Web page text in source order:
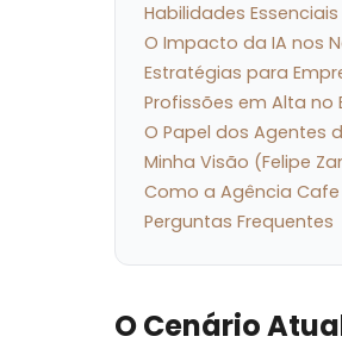
Habilidades
O Impacto da IA nos
Estratégias para
Profissões em Alta no
O Papel dos Agentes
Minha Visão (Felipe
Como a Agência
Perguntas Frequentes
O Cenário